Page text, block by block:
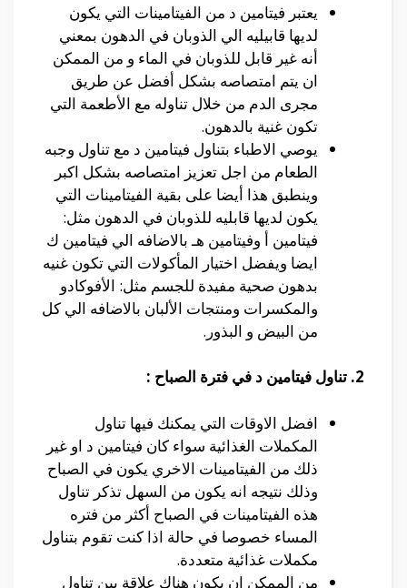
يعتبر فيتامين د من الفيتامينات التي يكون
لديها قابيليه الي الذوبان في الدهون بمعني
أنه غير قابل للذوبان في الماء و من الممكن
ان يتم امتصاصه بشكل أفضل عن طريق
مجرى الدم من خلال تناوله مع الأطعمة التي
تكون غنية بالدهون.
يوصي الاطباء بتناول فيتامين د مع تناول وجبه
الطعام من اجل تعزيز امتصاصه بشكل اكبر
وينطبق هذا أيضا على بقية الفيتامينات التي
يكون لديها قابليه للذوبان في الدهون مثل:
فيتامين أ وفيتامين هـ بالاضافه الي فيتامين ك
ايضا ويفضل اختيار المأكولات التي تكون غنيه
بدهون صحية مفيدة للجسم مثل: الأفوكادو
والمكسرات ومنتجات الألبان بالاضافه الي كل
من البيض و البذور.
2. تناول فيتامين د في فترة الصباح :
افضل الاوقات التي يمكنك فيها تناول
المكملات الغذائية سواء كان فيتامين د او غير
ذلك من الفيتامينات الاخري يكون في الصباح
وذلك نتيجه انه يكون من السهل تذكر تناول
هذه الفيتامينات في الصباح أكثر من فتره
المساء خصوصا في حالة اذا كنت تقوم بتناول
مكملات غذائية متعددة.
من الممكن ان يكون هناك علاقة بين تناول